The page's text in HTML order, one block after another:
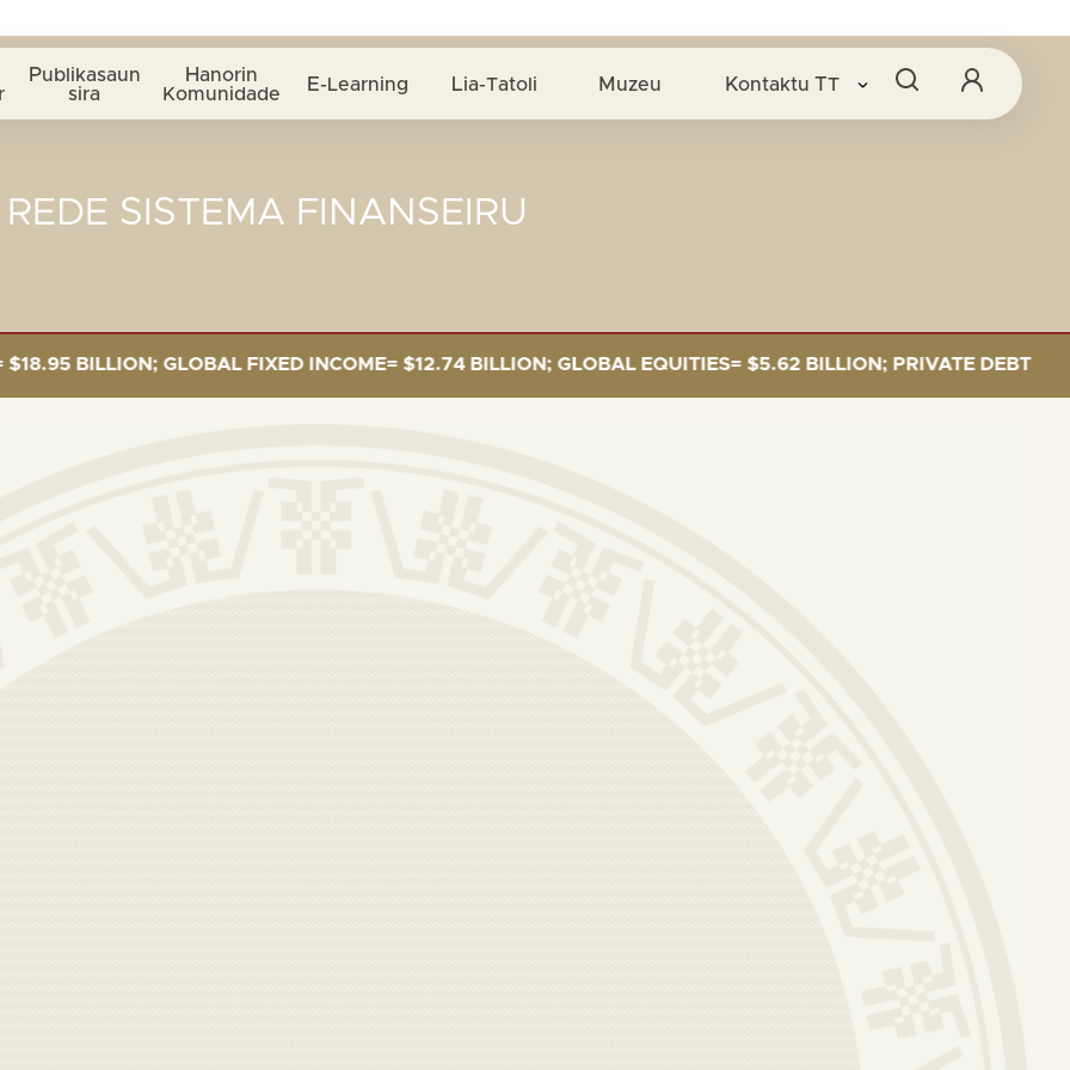
Publikasaun
sira
Hanorin
Komunidade E-Learning Lia-Tatoli Muzeu Kontaktu TT
REDE SISTEMA FINANSEIRU
BILLION; GLOBAL FIXED INCOME= $12.74 BILLION; GLOBAL EQUITIES= $5.62 BILLION; PRIVATE DEBT= $589